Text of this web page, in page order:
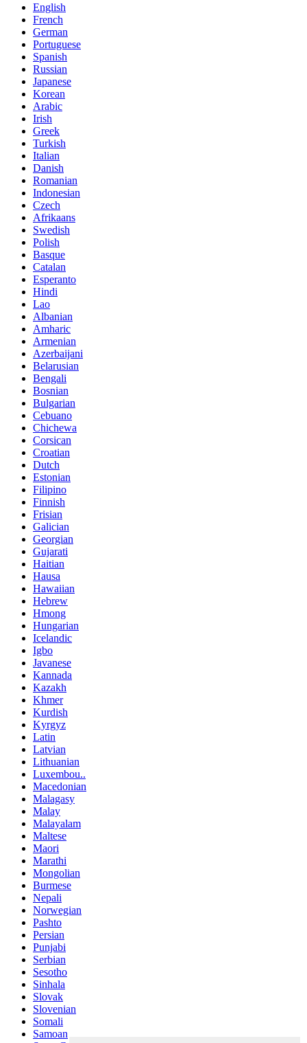
English
French
German
Portuguese
Spanish
Russian
Japanese
Korean
Arabic
Irish
Greek
Turkish
Italian
Danish
Romanian
Indonesian
Czech
Afrikaans
Swedish
Polish
Basque
Catalan
Esperanto
Hindi
Lao
Albanian
Amharic
Armenian
Azerbaijani
Belarusian
Bengali
Bosnian
Bulgarian
Cebuano
Chichewa
Corsican
Croatian
Dutch
Estonian
Filipino
Finnish
Frisian
Galician
Georgian
Gujarati
Haitian
Hausa
Hawaiian
Hebrew
Hmong
Hungarian
Icelandic
Igbo
Javanese
Kannada
Kazakh
Khmer
Kurdish
Kyrgyz
Latin
Latvian
Lithuanian
Luxembou..
Macedonian
Malagasy
Malay
Malayalam
Maltese
Maori
Marathi
Mongolian
Burmese
Nepali
Norwegian
Pashto
Persian
Punjabi
Serbian
Sesotho
Sinhala
Slovak
Slovenian
Somali
Samoan